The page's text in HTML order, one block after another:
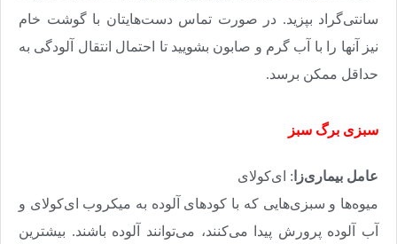
سانتی‌گراد بپزید. در صورت تماس دست‌هایتان با گوشت خام
نیز آنها را با آب گرم و صابون بشویید تا احتمال انتقال آلودگی به
حداقل ممکن برسد.
سبزی برگ سبز
عامل بیماری‌زا :‌ ای‌کولای
میوه‌ها و سبزی‌هایی که با کودهای آلوده به میکروب‌ ای‌کولای و
آب آلوده پرورش پیدا می‌کنند، می‌توانند آلوده باشند. بیشترین